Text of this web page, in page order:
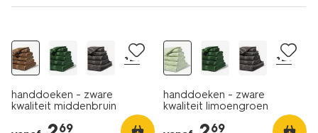
+21
handdoeken - zware
kwaliteit middenbruin
69
+21
handdoeken - zware
kwaliteit limoengroen
69